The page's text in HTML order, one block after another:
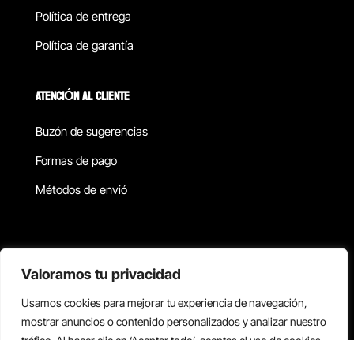
Valoramos tu privacidad
Usamos cookies para mejorar tu experiencia de navegación,
mostrar anuncios o contenido personalizados y analizar nuestro
Política de entrega
Política de garantía
ATENCIÓN AL CLIENTE
Buzón de sugerencias
Formas de pago
Métodos de envió
Copyright © 2026 Reisix. Todos los derechos reservados.